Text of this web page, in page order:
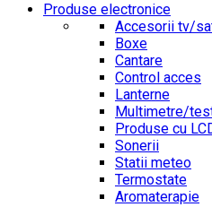
Produse electronice
Accesorii tv/
Boxe
Cantare
Control acces
Lanterne
Multimetre/
Produse cu
Sonerii
Statii meteo
Termostate
Aromaterapie